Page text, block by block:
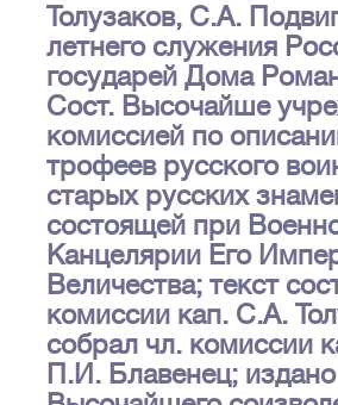
Толузаков, С.А.
летнего служения
государей Дома
Сост. Высочайше
комиссией по
трофеев русского
старых русских
состоящей при
Канцелярии Его
Величества; текст
комиссии кап. С.А.
собрал чл. комиссии
П.И. Блавенец;